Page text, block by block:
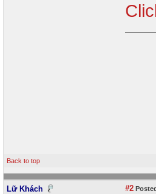
Back to top
Lữ Khách #2